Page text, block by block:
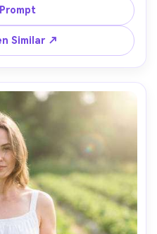
rosa y aqua, luz
Fujifilm X-T5, 35mm f/1.4,
enfoque nítido en los
pero moderno --ar 4:5
Similar ↗